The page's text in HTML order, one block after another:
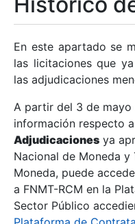
Mostrar/Ocultar
Mostrar/Ocultar
En este apartado se
las licitaciones que
las adjudicaciones
A partir del 3 de
información respecto a
Adjudicaciones ya
Nacional de Moneda y
Moneda, puede
a FNMT-RCM en la
Sector Público